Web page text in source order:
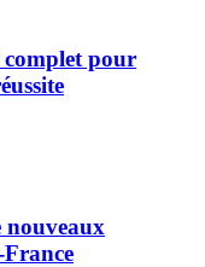
pour
nouveaux
France